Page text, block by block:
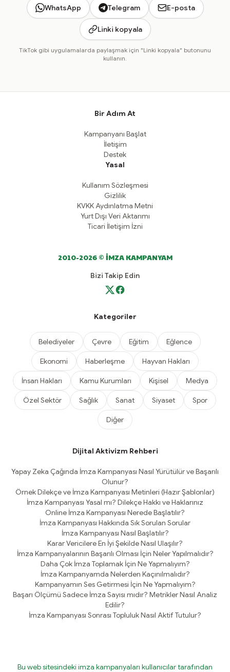
WhatsApp Telegram E-posta
Linki kopyala
TikTok gibi uygulamalarda paylaşmak için "Linki kopyala" butonunu
kullanın.
Bir Adım At
Kampanyanı Başlat
İletişim
Destek
Yasal
Kullanım Sözleşmesi
Gizlilik
KVKK Aydınlatma Metni
Yurt Dışı Veri Aktarımı
Ticari İletişim İzni
2010-2026 © İMZA KAMPANYAM
Bizi Takip Edin
Kategoriler
Belediyeler Çevre Eğitim Eğlence
Ekonomi Haberleşme Hayvan Hakları
İnsan Hakları Kamu Kurumları Kişisel Medya
Özel Sektör Sağlık Sanat Siyaset Spor
Diğer
Dijital Aktivizm Rehberi
Yapay Zeka Çağında İmza Kampanyası Nasıl Yürütülür ve Başarılı
Olunur?
Örnek Dilekçe ve İmza Kampanyası Metinleri (Hazır Şablonlar)
İmza Kampanyası Yasal mı? Dilekçe Hakkı ve Haklarınız
Online İmza Kampanyası Nerede Başlatılır?
İmza Kampanyası Hakkında Sık Sorulan Sorular
İmza Kampanyası Nasıl Başlatılır?
Karar Vericilere En İyi Şekilde Nasıl Ulaşılır?
İmza Kampanyalarının Başarılı Olması İçin Neler Yapılmalıdır?
Daha Çok İmza Toplamak İçin Ne Yapmalıyım?
İmza Kampanyamda Nelerden Kaçınılmalıdır?
Kampanyamın Ses Getirmesi İçin Ne Yapmalıyım?
Başarı Ölçümü Sadece İmza Sayısı mıdır? Metrikler Nasıl Analiz
Edilir?
İmza Kampanyası Sonrası Topluluk Nasıl Aktif Tutulur?
Bu web sitesindeki imza kampanyaları kullanıcılar tarafından